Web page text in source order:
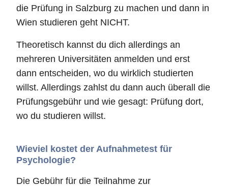
die Prüfung in Salzburg zu machen und dann in
Wien studieren geht NICHT.
Theoretisch kannst du dich allerdings an
mehreren Universitäten anmelden und erst
dann entscheiden, wo du wirklich studierten
willst. Allerdings zahlst du dann auch überall die
Prüfungsgebühr und wie gesagt: Prüfung dort,
wo du studieren willst.
Wieviel kostet der Aufnahmetest für
Psychologie?
Die Gebühr für die Teilnahme zur